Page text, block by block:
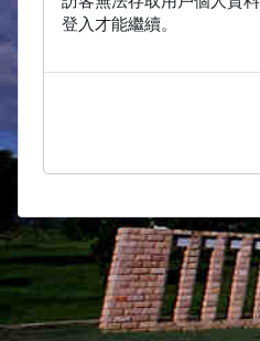
登入才能繼續。
區塊
補充內容區塊